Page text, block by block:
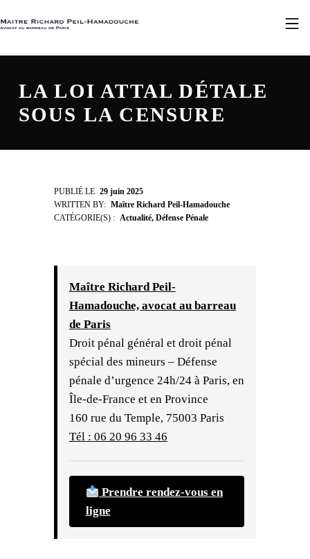
MAÎTRE RICHARD PEIL-HAMADOUCHE
LA LOI ATTAL DÉTALE
SOUS LA CENSURE
L
A
O
PUBLIÉ LE 29 juin 2025
WRITTEN BY: Maître Richard Peil-Hamadouche
CATÉGORIE(S) : Actualité,Défense Pénale
Maître Richard Peil-
Hamadouche, avocat au barreau
de Paris
Droit pénal général et droit pénal
spécial des mineurs – Défense
pénale d’urgence 24h/24 à Paris, en
Île-de-France et en Province
160 rue du Temple, 75003 Paris
Tél : 06 20 96 33 46
Prendre rendez-vous en
ligne